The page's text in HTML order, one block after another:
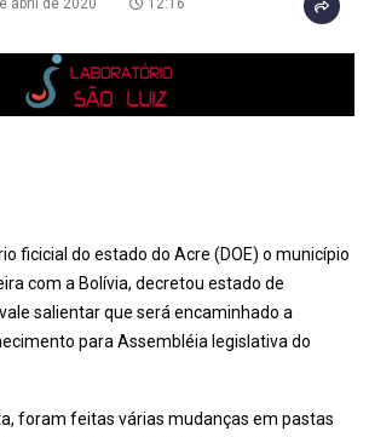
abril de 2020 12:16
ficicial do estado do Acre (DOE) o município
com a Bolívia, decretou estado de
salientar que será encaminhado a
para Assembléia legislativa do
foram feitas várias mudanças em pastas